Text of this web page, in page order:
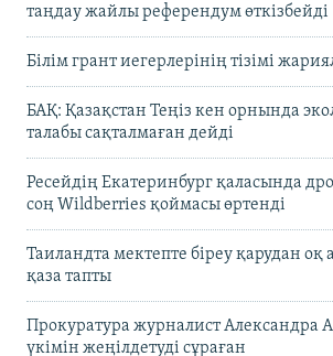
таңдау жайлы референдум өткізбейді
Білім грант иегерлерінің тізімі
БАҚ: Қазақстан Теңіз кен орнында
талабы сақталмаған дейді
Ресейдің Екатеринбург қаласында
соң Wildberries қоймасы өртенді
Таиландта мектепте біреу қарудан оқ
қаза тапты
Прокуратура журналист Александра
үкімін жеңілдетуді сұраған